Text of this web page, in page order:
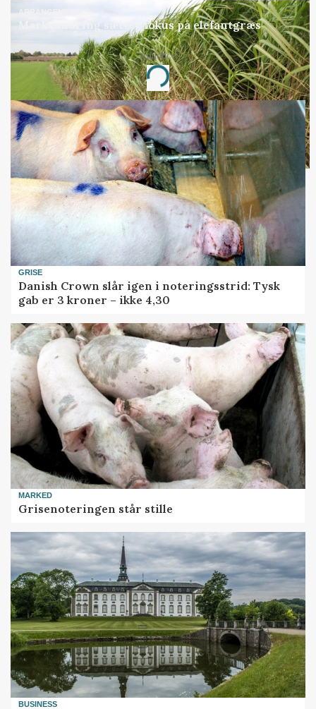
ARRANGEMENT
Markvandring sætter fokus på elefantgræs
Annonce
Loading...
GRISE
Danish Crown slår igen i noteringsstrid: Tysk
gab er 3 kroner – ikke 4,30
MARKED
Grisenoteringen står stille
BUSINESS